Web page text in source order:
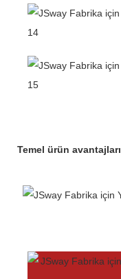
Temel ürün avantajları